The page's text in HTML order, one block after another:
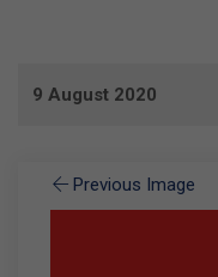
9 August 2020
Previous Image